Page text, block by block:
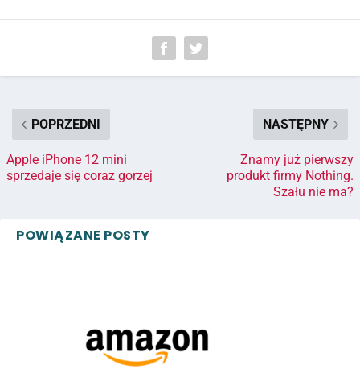
POPRZEDNI
Apple iPhone 12 mini
sprzedaje się coraz gorzej
NASTĘPNY
Znamy już pierwszy
produkt firmy Nothing.
Szału nie ma?
POWIĄZANE POSTY